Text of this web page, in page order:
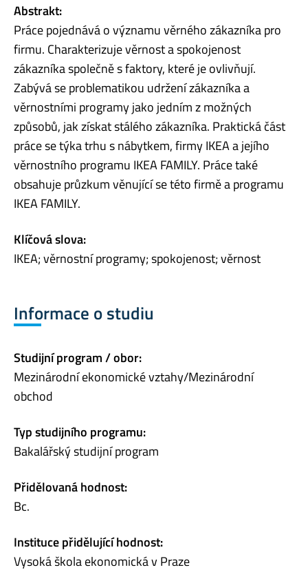
Abstrakt:
Práce pojednává o významu věrného zákazníka pro
firmu. Charakterizuje věrnost a spokojenost
zákazníka společně s faktory, které je ovlivňují.
Zabývá se problematikou udržení zákazníka a
věrnostními programy jako jedním z možných
způsobů, jak získat stálého zákazníka. Praktická část
práce se týka trhu s nábytkem, firmy IKEA a jejího
věrnostního programu IKEA FAMILY. Práce také
obsahuje průzkum věnující se této firmě a programu
IKEA FAMILY.
Klíčová slova:
IKEA; věrnostní programy; spokojenost; věrnost
Informace o studiu
Studijní program / obor:
Mezinárodní ekonomické vztahy/Mezinárodní
obchod
Typ studijního programu:
Bakalářský studijní program
Přidělovaná hodnost:
Bc.
Instituce přidělující hodnost:
Vysoká škola ekonomická v Praze